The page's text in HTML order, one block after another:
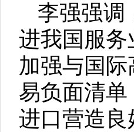
李强强调
进我国服
加强与国
易负面清
进口营造